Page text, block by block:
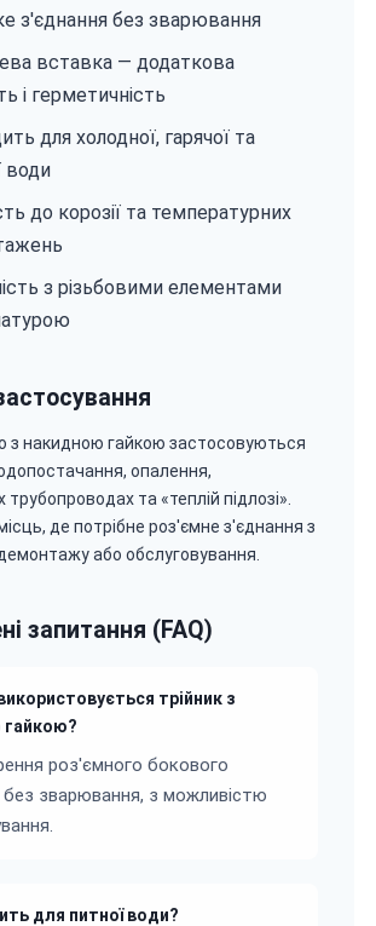
з'єднання без зварювання
вставка — додаткова
і герметичність
для холодної, гарячої та
води
до корозії та температурних
з різьбовими елементами
з накидною гайкою застосовуються
опалення,
трубопроводах та «теплій підлозі».
де потрібне роз'ємне з'єднання з
або обслуговування.
запитання (FAQ)
трійник з
роз'ємного бокового
зварювання, з можливістю
для питної води?